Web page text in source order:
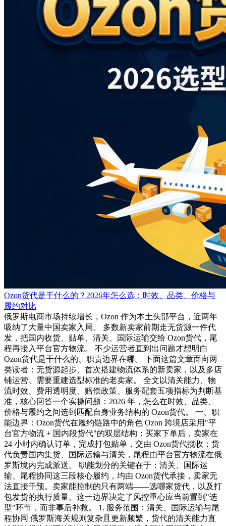
Ozon货代是干什么的？2026年怎么选：时效、品类、价格与
履约对比
俄罗斯电商市场持续增长，Ozon 作为本土头部平台，近两年
吸纳了大量中国卖家入局。 多数新卖家前期走无货源一件代
发，把国内收货、贴单、清关、国际运输交给 Ozon货代，尾
程再接入平台官方物流。 不少运营者直到出问题才想明白
Ozon货代是干什么的、职责边界在哪。 下面这篇文章面向两
类读者：无货源起步、首次搭建物流体系的新卖家，以及多店
铺运营、需要重建选型标准的老卖家。 全文以清关能力、物
流时效、费用透明度、赔偿政策、服务配套五项指标为判断基
准，核心回答一个实操问题：2026 年，怎么在时效、品类、
价格与履约之间选到匹配自身业务结构的 Ozon货代。 一、职
能边界：Ozon货代在履约链路中的角色 Ozon 跨境店采用"平
台官方物流 + 国内段货代"的双层结构：买家下单后，卖家在
24 小时内确认订单，完成打包贴单，交由 Ozon货代揽收；货
代负责国内集货、国际运输与清关，尾程由平台官方物流在俄
罗斯境内完成派送。 职能划分的关键在于：清关、国际运
输、尾程协同这三段核心履约，均由 Ozon货代承接，卖家无
法直接干预。卖家能控制的只有两端——选哪家货代，以及打
包发货的执行质量。这一边界决定了风控重心应当前置到"选
型"环节，而非事后补救。 1. 服务范围：清关、国际运输与尾
程协同 俄罗斯海关规则复杂且更新频繁，货代的清关能力直